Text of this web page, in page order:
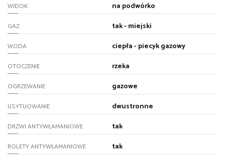
WIDOK na podwórko
GAZ tak - miejski
WODA ciepła - piecyk gazowy
OTOCZENIE rzeka
OGRZEWANIE gazowe
USYTUOWANIE dwustronne
DRZWI ANTYWŁAMANIOWE tak
ROLETY ANTYWŁAMANIOWE tak